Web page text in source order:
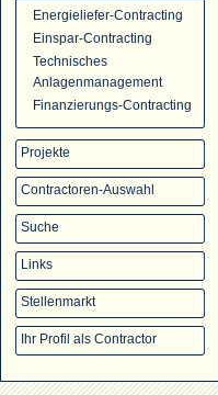
Energieliefer-Contracting
Einspar-Contracting
Technisches
Anlagenmanagement
Finanzierungs-Contracting
Projekte
Contractoren-Auswahl
Suche
Links
Stellenmarkt
Ihr Profil als Contractor